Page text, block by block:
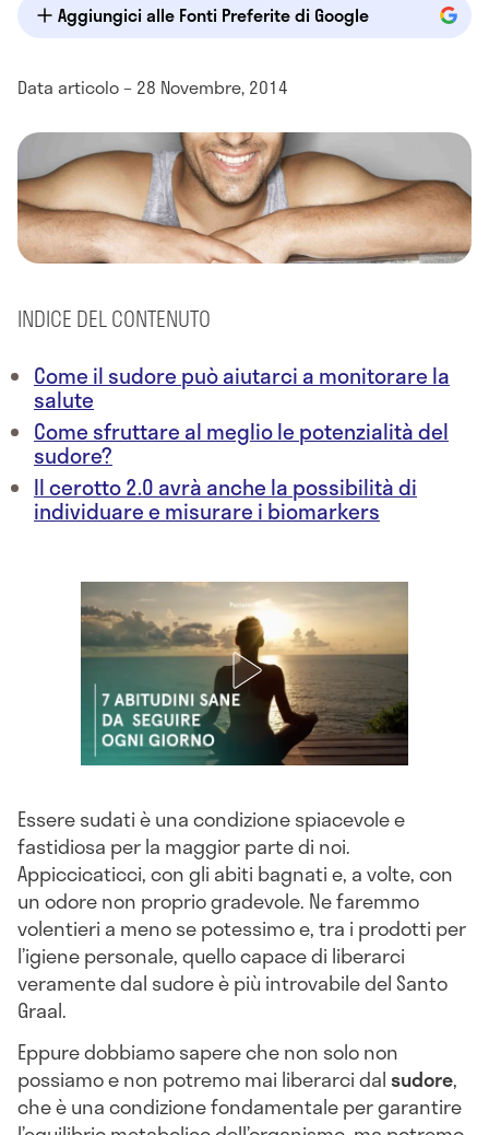
Aggiungici alle Fonti Preferite di Google
Data articolo – 28 Novembre, 2014
INDICE DEL CONTENUTO
Come il sudore può aiutarci a monitorare la
salute
Come sfruttare al meglio le potenzialità del
sudore?
Il cerotto 2.0 avrà anche la possibilità di
individuare e misurare i biomarkers
Essere sudati è una condizione spiacevole e
fastidiosa per la maggior parte di noi.
Appiccicaticci, con gli abiti bagnati e, a volte, con
un odore non proprio gradevole. Ne faremmo
volentieri a meno se potessimo e, tra i prodotti per
l’igiene personale, quello capace di liberarci
veramente dal sudore è più introvabile del Santo
Graal.
Eppure dobbiamo sapere che non solo non
possiamo e non potremo mai liberarci dalsudore,
che è una condizione fondamentale per garantire